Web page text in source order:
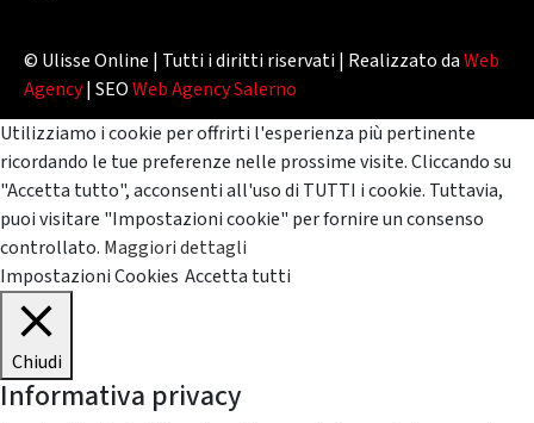
© Ulisse Online | Tutti i diritti riservati | Realizzato daWeb
Agency| SEOWeb Agency Salerno
Utilizziamo i cookie per offrirti l'esperienza più pertinente
ricordando le tue preferenze nelle prossime visite. Cliccando su
"Accetta tutto", acconsenti all'uso di TUTTI i cookie. Tuttavia,
puoi visitare "Impostazioni cookie" per fornire un consenso
controllato. Maggiori dettagli
Impostazioni Cookies Accetta tutti
Chiudi
Informativa privacy